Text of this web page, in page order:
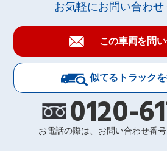
お気軽にお問い合わせ
この車両を問
似てるトラックを
0120-
お電話の際は、お問い合わせ番